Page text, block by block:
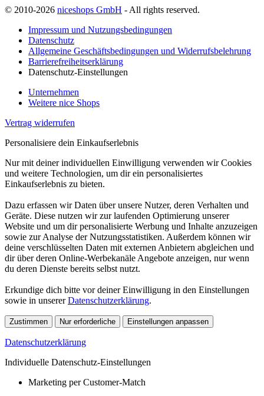
© 2010-2026 niceshops GmbH - All rights reserved.
Impressum und Nutzungsbedingungen
Datenschutz
Allgemeine Geschäftsbedingungen und Widerrufsbelehrung
Barrierefreiheitserklärung
Datenschutz-Einstellungen
Unternehmen
Weitere nice Shops
Vertrag widerrufen
Personalisiere dein Einkaufserlebnis
Nur mit deiner individuellen Einwilligung verwenden wir Cookies
und weitere Technologien, um dir ein personalisiertes
Einkaufserlebnis zu bieten.
Dazu erfassen wir Daten über unsere Nutzer, deren Verhalten und
Geräte. Diese nutzen wir zur laufenden Optimierung unserer
Website und um dir personalisierte Werbung und Inhalte anzuzeigen
sowie zur Analyse der Nutzungsstatistiken. Außerdem können wir
deine verschlüsselten Daten mit externen Anbietern abgleichen und
dir über deren Online-Werbekanäle Angebote anzeigen, nur wenn
du deren Dienste bereits selbst nutzt.
Erkundige dich bitte vor deiner Einwilligung in den Einstellungen
sowie in unsererDatenschutzerklärung.
Zustimmen Nur erforderliche Einstellungen anpassen
Datenschutzerklärung
Individuelle Datenschutz-Einstellungen
Marketing per Customer-Match